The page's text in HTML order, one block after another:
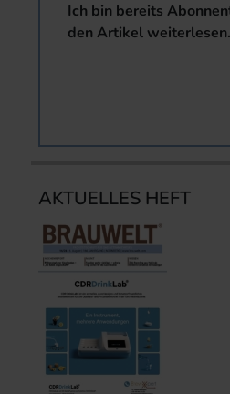
Ich bin bereits
den Artikel weiterlesen.
AKTUELLES HEFT